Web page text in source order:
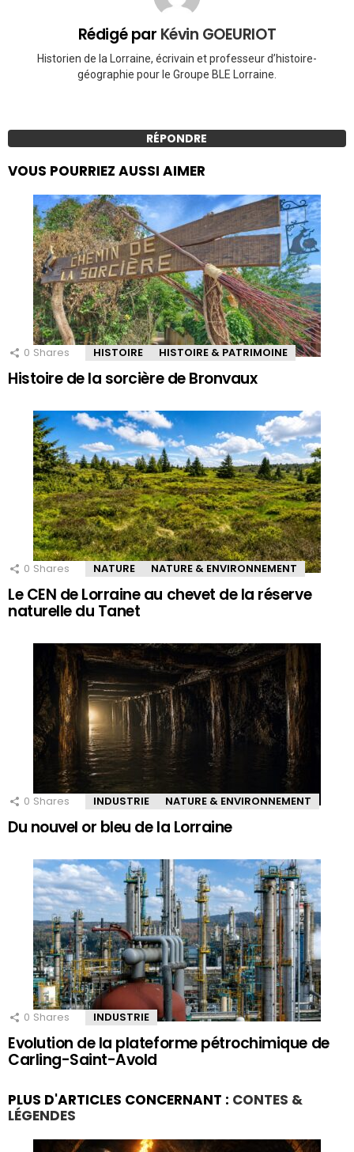
Rédigé par Kévin GOEURIOT
Historien de la Lorraine, écrivain et professeur d’histoire-
géographie pour le Groupe BLE Lorraine.
RÉPONDRE
VOUS POURRIEZ AUSSI AIMER
0 Shares HISTOIRE HISTOIRE & PATRIMOINE
Histoire de la sorcière de Bronvaux
0 Shares NATURE NATURE & ENVIRONNEMENT
Le CEN de Lorraine au chevet de la réserve
naturelle du Tanet
0 Shares INDUSTRIE NATURE & ENVIRONNEMENT
Du nouvel or bleu de la Lorraine
0 Shares INDUSTRIE
Evolution de la plateforme pétrochimique de
Carling-Saint-Avold
PLUS D'ARTICLES CONCERNANT : CONTES &
LÉGENDES